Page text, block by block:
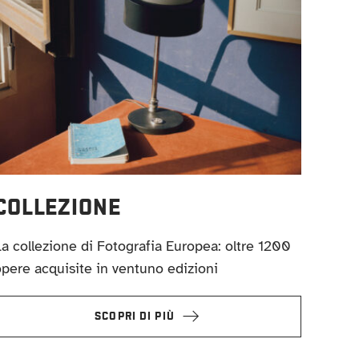
collezione di Fotografia Europea: oltre 1200
acquisite in ventuno edizioni
SCOPRI DI PIÙ